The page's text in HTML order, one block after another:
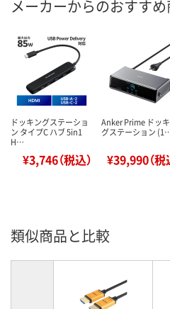
メーカーからのおすす
ドッキングステーショ
ン タイプC ハブ 5in1
H…
¥3,746（税込）
Anker Prime ドッ
グステーション
¥39,990（税
類似商品と比較